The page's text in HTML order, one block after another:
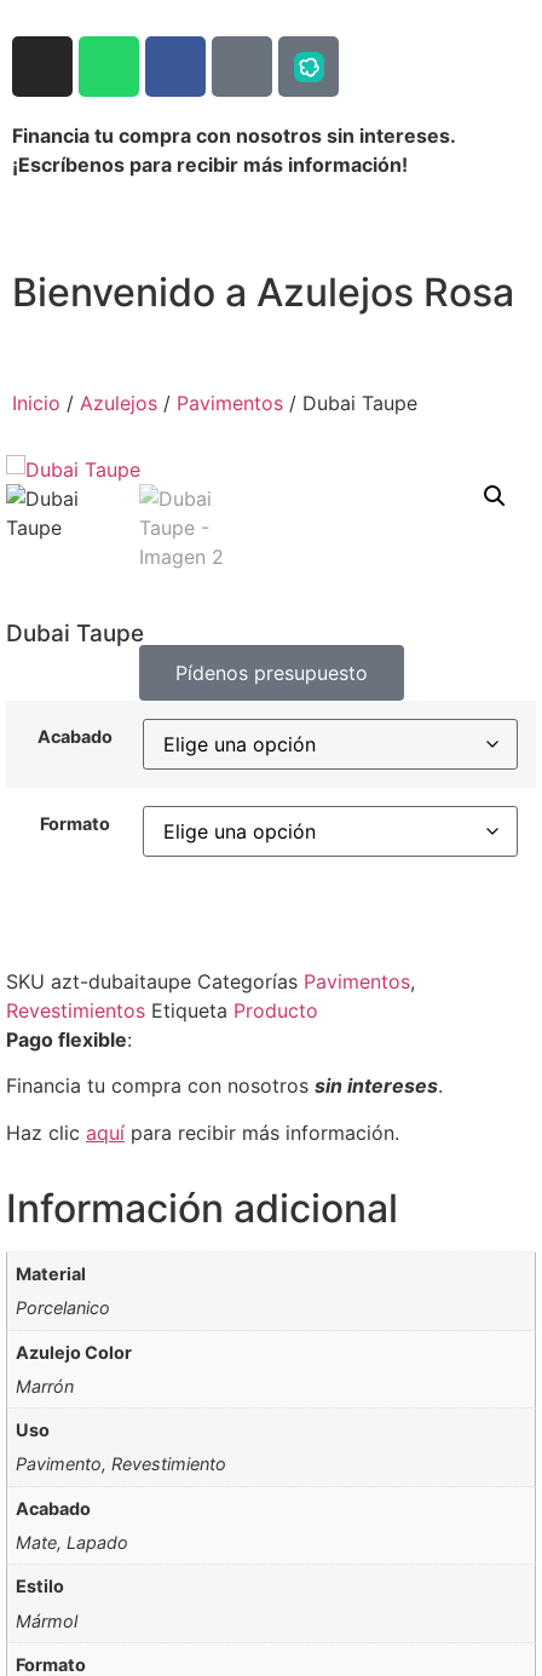
Financia tu compra con nosotros sin intereses.
¡Escríbenos para recibir más información!
Bienvenido a Azulejos Rosa
Inicio / Azulejos / Pavimentos / Dubai Taupe
Dubai Taupe
Pídenos presupuesto
Acabado
Formato
SKU azt-dubaitaupe Categorías Pavimentos,
Revestimientos Etiqueta Producto
Pago flexible:
Financia tu compra con nosotros sin intereses.
Haz clic aquí para recibir más información.
Información adicional
Material
Porcelanico
Azulejo Color
Marrón
Uso
Pavimento, Revestimiento
Acabado
Mate, Lapado
Estilo
Mármol
Formato